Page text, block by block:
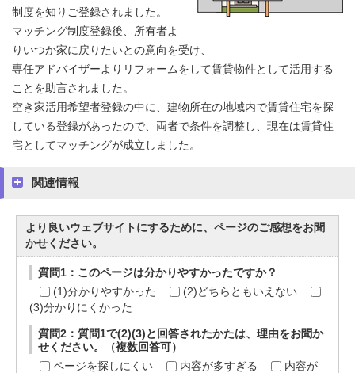
制度を知りご登録されました。
マッチング制度登録後、所有者よ
りいつか家に戻りたいとの意向を受け、
専任アドバイザーよりリフォームをして賃貸物件として活用する
ことを助言されました。
空き家活用希望者登録の中に、建物所在の地域内で賃貸住宅を探
している登録があったので、両者で条件を調整し、現在は賃貸住
宅としてマッチングが成立しました。
関連情報
より良いウェブサイトにするために、ページのご感想をお聞
かせください。
質問1：このページは分かりやすかったですか？
(1)分かりやすかった
(2)どちらともいえない
(3)分かりにくかった
質問2：質問1で(2)(3)と回答されたかたは、理由をお聞か
せください。（複数回答可）
ページを探しにくい
内容が多すぎる
内容が